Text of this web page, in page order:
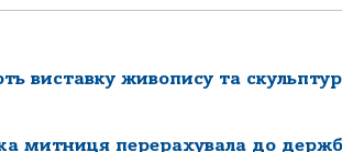
виставку живопису та
митниця перерахувала до